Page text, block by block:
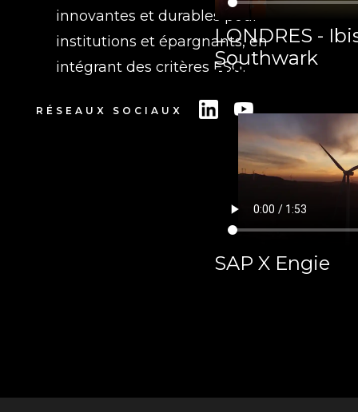
innovantes et durables pour
institutions et épargnants, en
intégrant des critères ESG.
RÉSEAUX SOCIAUX
LONDRES -
Southwark
SAP X Engie